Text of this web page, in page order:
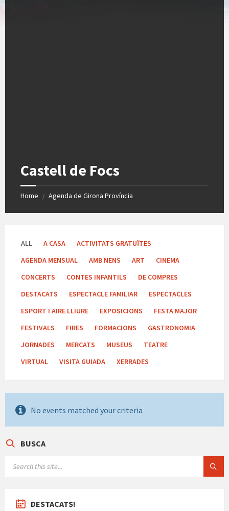
Castell de Focs
Home / Agenda de Girona Província
ALL A CASA
ACTIVITATS GRATUÏTES
AGENDA MENSUAL
AMB NENS ART
CINEMA
CONCERTS
CONTES INFANTILS
DE COMPRES
DESTACATS
ESPECTACLE FAMILIAR
ESPECTACLES
ESPORT I AIRE LLIURE
EXPOSICIONS
FESTA MAJOR
FESTIVALS
FIRES FORMACIONS
GASTRONOMIA
JORNADES
MERCATS MUSEUS
TEATRE
VIRTUAL
VISITA GUIADA XERRADES
No events matched your criteria
BUSCA
DESTACATS!